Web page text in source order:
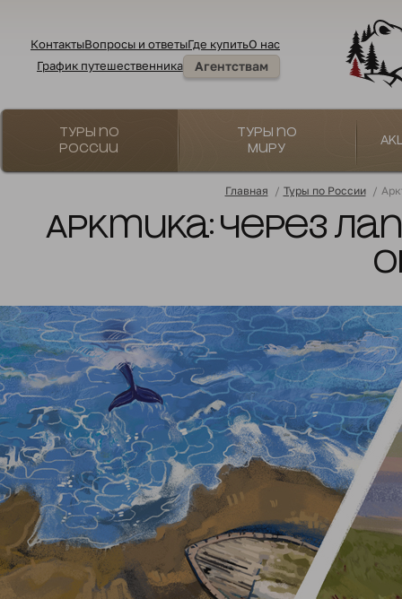
КонтактыВопросы и ответыГде купитьО нас
График путешественника
Агентствам
Туры по
России
Туры по
миру
Главная / Туры по России /
Арктика: через